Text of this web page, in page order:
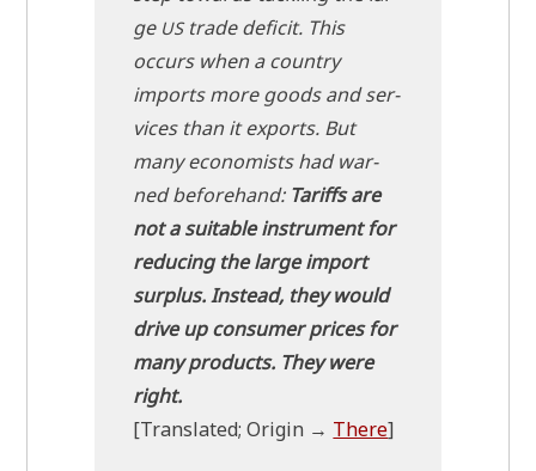
ge UStrade defi­cit. This
occurs when a coun­try
imports more goods and ser­
vices than it exports. But
many eco­no­mists had war­
ned before­hand: Tariffs are
not a sui­ta­ble instru­ment for
redu­cing the lar­ge import
sur­plus. Instead, they would
dri­ve up con­su­mer pri­ces for
many pro­ducts. They were
right.
[Trans­la­ted; Ori­gin → The­re]